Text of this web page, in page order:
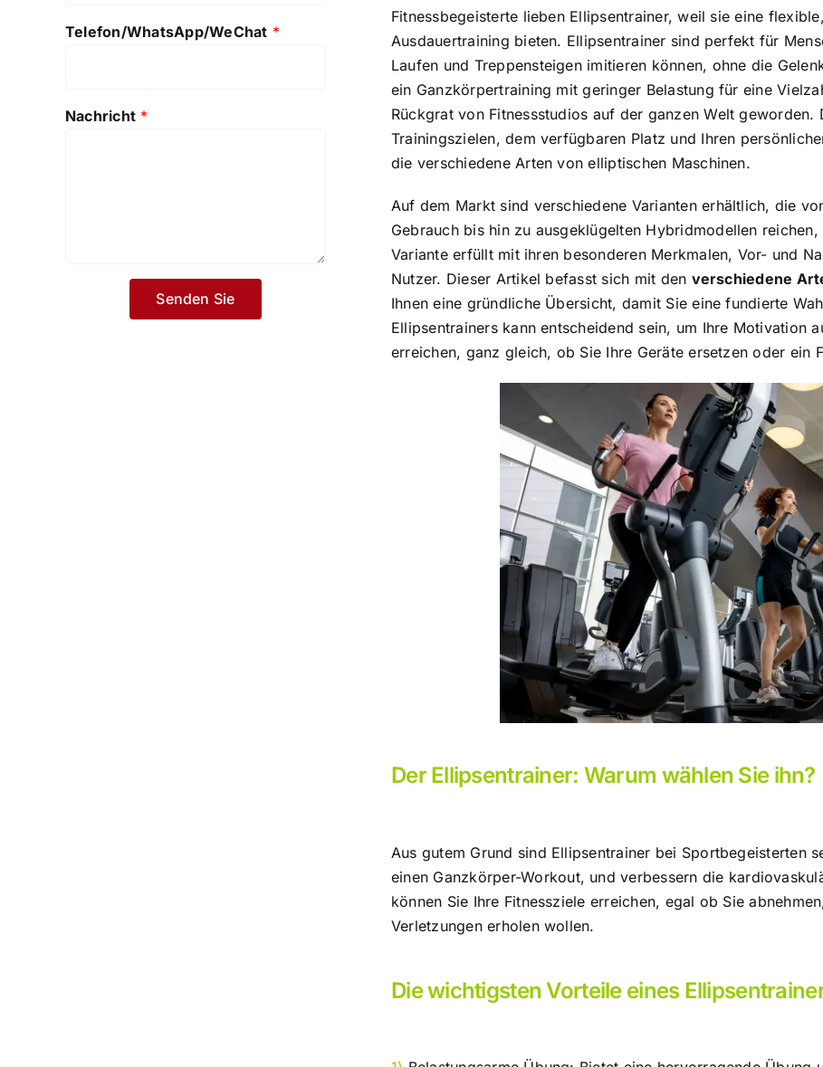
Fitnessbegeisterte lieben Ellipsentrainer, weil sie eine
Ausdauertraining bieten. Ellipsentrainer sind perfekt für
Laufen und Treppensteigen imitieren können, ohne die
ein Ganzkörpertraining mit geringer Belastung für eine
Rückgrat von Fitnessstudios auf der ganzen Welt
Trainingszielen, dem verfügbaren Platz und Ihren
die verschiedene Arten von elliptischen Maschinen.
Auf dem Markt sind verschiedene Varianten erhältlich, die
Gebrauch bis hin zu ausgeklügelten Hybridmodellen
Variante erfüllt mit ihren besonderen Merkmalen, Vor- und
Nutzer. Dieser Artikel befasst sich mit den verschiedene
Ihnen eine gründliche Übersicht, damit Sie eine fundierte
Ellipsentrainers kann entscheidend sein, um Ihre Motivation
erreichen, ganz gleich, ob Sie Ihre Geräte ersetzen oder ein
Der Ellipsentrainer: Warum wählen Sie ihn?
Aus gutem Grund sind Ellipsentrainer bei Sportbegeisterten
einen Ganzkörper-Workout, und verbessern die
können Sie Ihre Fitnessziele erreichen, egal ob Sie
Verletzungen erholen wollen.
Die wichtigsten Vorteile eines
Telefon/WhatsApp/WeChat *
Nachricht *